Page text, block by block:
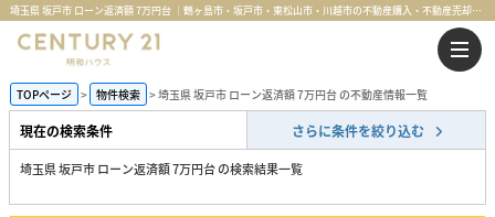
埼玉県 坂戸市 ローン返済額 7万円台 ｜鶴ヶ島市・坂戸市・東松山市・川越市の不動産購入・不動産売却のことならセンチュリー21明和ハウス
TOPページ 物件検索 埼玉県 坂戸市 ローン返済額 7万円台 の不動産情報一覧
現在の検索条件 さらに条件を絞り込む
埼玉県 坂戸市 ローン返済額 7万円台 の検索結果一覧